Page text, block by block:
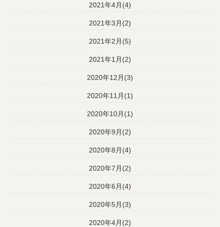
2021年4月(4)
2021年3月(2)
2021年2月(5)
2021年1月(2)
2020年12月(3)
2020年11月(1)
2020年10月(1)
2020年9月(2)
2020年8月(4)
2020年7月(2)
2020年6月(4)
2020年5月(3)
2020年4月(2)